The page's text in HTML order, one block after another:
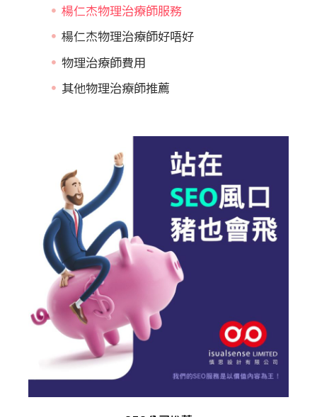
楊仁杰物理治療師服務
楊仁杰物理治療師好唔好
物理治療師費用
其他物理治療師推薦